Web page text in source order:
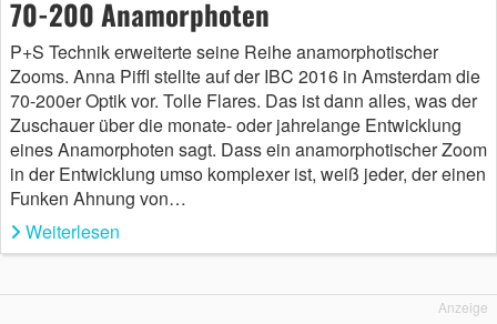
70-200 Anamorphoten
P+S Technik erweiterte seine Reihe anamorphotischer
Zooms. Anna Piffl stellte auf der IBC 2016 in Amsterdam die
70-200er Optik vor. Tolle Flares. Das ist dann alles, was der
Zuschauer über die monate- oder jahrelange Entwicklung
eines Anamorphoten sagt. Dass ein anamorphotischer Zoom
in der Entwicklung umso komplexer ist, weiß jeder, der einen
Funken Ahnung von…
Weiterlesen
Anzeige